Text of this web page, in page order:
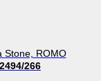
Stone, ROMO
2494/266